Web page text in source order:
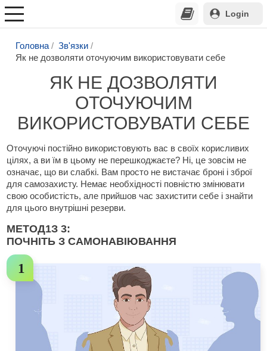
Login
Головна
Зв'язки
Як не дозволяти оточуючим використовувати себе
ЯК НЕ ДОЗВОЛЯТИ
ОТОЧУЮЧИМ
ВИКОРИСТОВУВАТИ СЕБЕ
Оточуючі постійно використовують вас в своїх корисливих
цілях, а ви їм в цьому не перешкоджаєте? Ні, це зовсім не
означає, що ви слабкі. Вам просто не вистачає броні і зброї
для самозахисту. Немає необхідності повністю змінювати
свою особистість, але прийшов час захистити себе і знайти
для цього внутрішні резерви.
МЕТОД1З 3:
ПОЧНІТЬ З САМОНАВІЮВАННЯ